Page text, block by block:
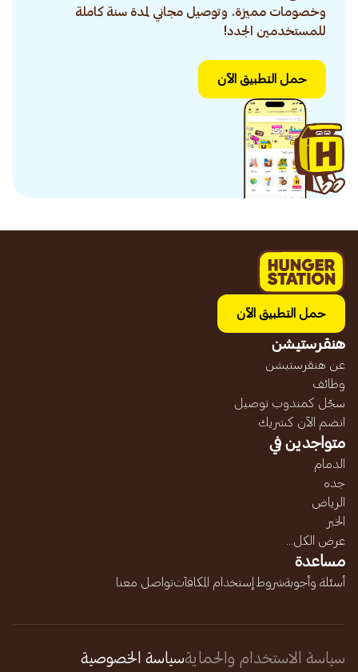
وخصومات مميزة. وتوصيل مجاني لمدة سنة كاملة
للمستخدمين الجدد!
حمل التطبيق الآن
حمل التطبيق الآن
هنقرستيشن
عن هنقرستيشن
وظائف
سجّل كمندوب توصيل
انضم الآن كشريك
متواجدين في
الدمام
جده
الرياض
الخبر
عرض الكل...
مساعدة
أسئلة وأجوبةشروط إستخدام المكافآتتواصل معنا
سياسة الاستخدام والحمايةسياسة الخصوصية